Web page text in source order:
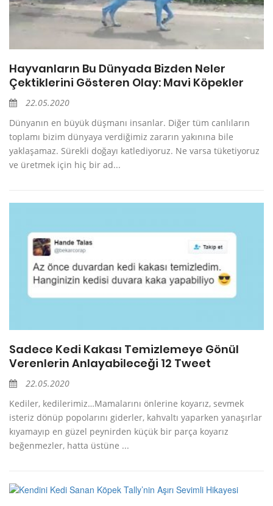
Hayvanların Bu Dünyada Bizden Neler
Çektiklerini Gösteren Olay: Mavi Köpekler
22.05.2020
Dünyanın en büyük düşmanı insanlar. Diğer tüm canlıların
toplamı bizim dünyaya verdiğimiz zararın yakınına bile
yaklaşamaz. Sürekli doğayı katlediyoruz. Ne varsa tüketiyoruz
ve üretmek için hiç bir ad...
Sadece Kedi Kakası Temizlemeye Gönül
Verenlerin Anlayabileceği 12 Tweet
22.05.2020
Kediler, kedilerimiz…Mamalarını önlerine koyarız, sevmek
isteriz dönüp popolarını giderler, kahvaltı yaparken yanaşırlar
kıyamayıp en güzel peynirden küçük bir parça koyarız
beğenmezler, hatta üstüne ...